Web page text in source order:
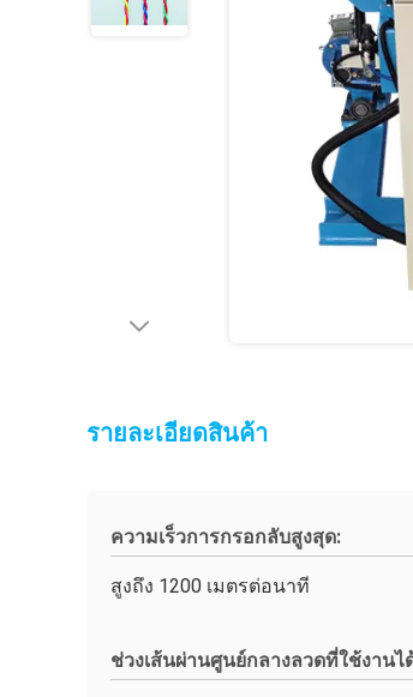
รายละเอียดสินค้า
ความเร็วการกรอกลับสูงสุด:
สูงถึง 1200 เมตรต่อนาที
ช่วงเส้นผ่านศูนย์กลางลวดที่ใช้งานไ